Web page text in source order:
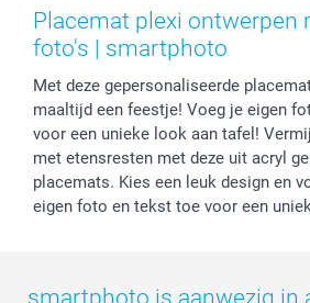
Herroepingsrecht
Privacy
Reviews
Investor Relations
Mijn orderstatus
smartbonus
service@smartphoto.nl
Affiliate partnerprogramma
Partnerships
Influencer partnerprogramma
Baby
Moederdag
Huwelijk
Placemat plexi ontwerpen
foto's | smartphoto
Met deze gepersonaliseerde
maaltijd een feestje! Voeg je eigen
voor een unieke look aan tafel!
met etensresten met deze uit acryl
placemats. Kies een leuk design en
eigen foto en tekst toe voor een